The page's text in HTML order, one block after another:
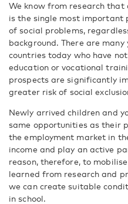
We know from research
is the single most
of social problems,
background. There are
countries today who have
education or vocational
prospects are significantly
greater risk of social
Newly arrived children and
same opportunities as their
the employment market in
income and play an active
reason, therefore, to
learned from research and
we can create suitable
in school.